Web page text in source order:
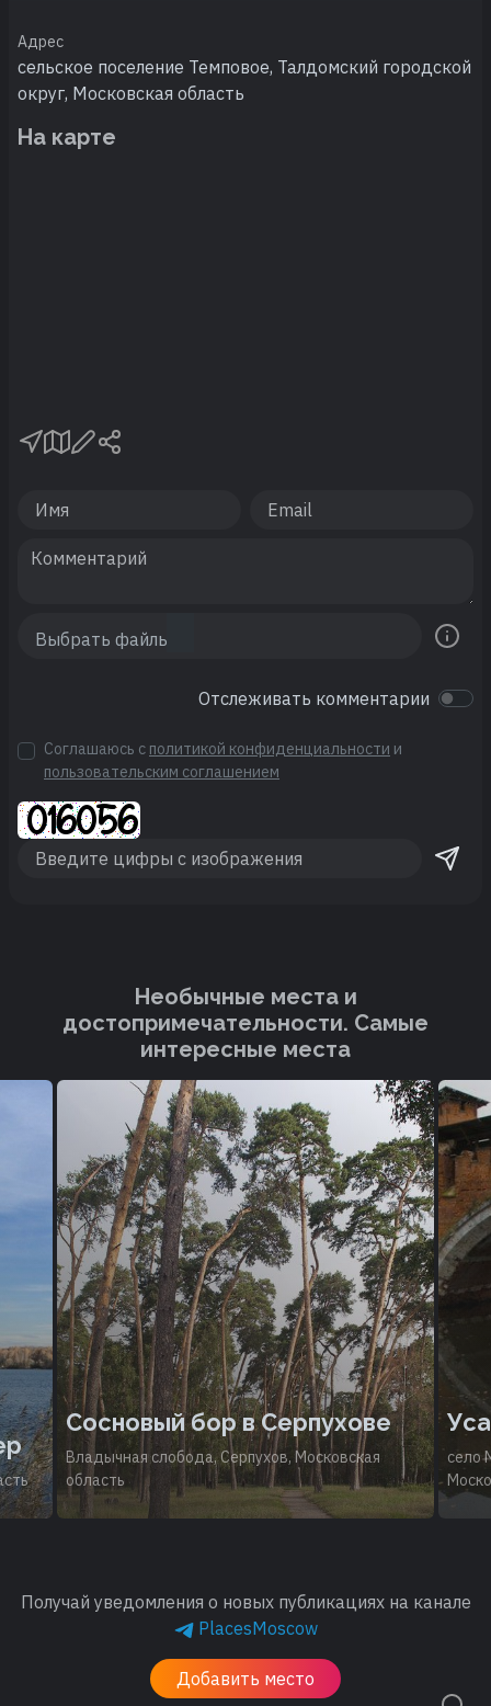
Адрес
сельское поселение Темповое, Талдомский городской
округ, Московская область
На карте
Отслеживать комментарии
Соглашаюсь с политикой конфиденциальности и
пользовательским соглашением
Необычные места и
достопримечательности. Cамые
интересные места
Сосновый бор в Серпухове
Владычная слобода, Серпухов, Московская
область
село
Получай уведомления о новых публикациях на канале
PlacesMoscow
Добавить место